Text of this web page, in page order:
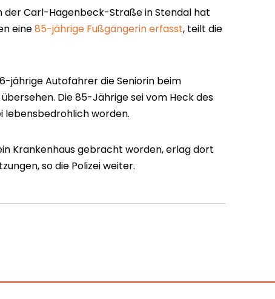
der Carl-Hagenbeck-Straße in Stendal hat
eine85-jährige Fußgängerin erfasst, teilt die
jährige Autofahrer die Seniorin beim
Die 85-Jährige sei vom Heck des
lebensbedrohlich worden.
Krankenhaus gebracht worden, erlag dort
so die Polizei weiter.